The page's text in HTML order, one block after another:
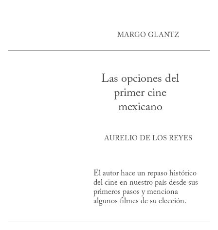
MARGO GLANTZ
Las opciones del
primer cine
mexicano
AURELIO DE LOS REYES
El autor hace un repaso histórico
del cine en nuestro país desde sus
primeros pasos y menciona
algunos filmes de su elección.